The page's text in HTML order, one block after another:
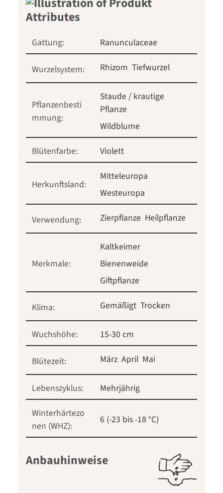
Gattung: Ranunculaceae
Wurzelsystem: Rhizom Tiefwurzel
Pflanzenbesti
mmung:
Staude / krautige
Pflanze
Wildblume
Blütenfarbe:
Violett
Herkunftsland:
Mitteleuropa
Westeuropa
Verwendung: Zierpflanze Heilpflanze
Merkmale:
Kaltkeimer
Bienenweide
Giftpflanze
Klima: Gemäßigt Trocken
Wuchshöhe: 15-30 cm
Blütezeit: März April Mai
Lebenszyklus:
Mehrjährig
Winterhärtezo
nen (WHZ):
6 (-23 bis -18 °C)
Anbauhinweise